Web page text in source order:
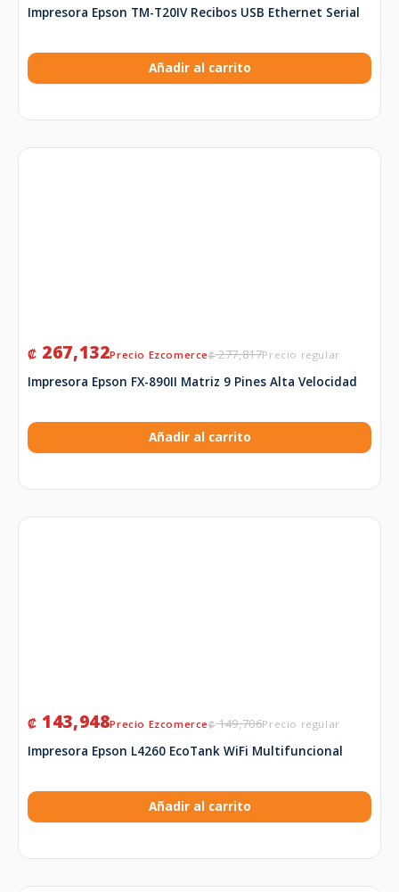
Impresora Epson TM-T20IV Recibos USB Ethernet Serial
Añadir al carrito
₡277,817
₡ 267,132
Impresora Epson FX-890II Matriz 9 Pines Alta Velocidad
Añadir al carrito
₡149,706
₡ 143,948
Impresora Epson L4260 EcoTank WiFi Multifuncional
Añadir al carrito